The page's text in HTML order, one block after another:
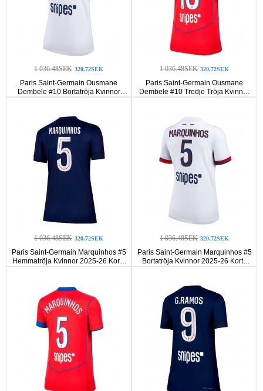
1 036.48SEK 320.72SEK
Paris Saint-Germain Ousmane
Dembele #10 Bortatröja Kvinnor
2025-26 Korta ärmar
1 036.48SEK 320.72SEK
Paris Saint-Germain Ousmane
Dembele #10 Tredje Tröja Kvinnor
2025-26 Korta ärmar
1 036.48SEK 320.72SEK
Paris Saint-Germain Marquinhos #5
Hemmatröja Kvinnor 2025-26 Korta
ärmar
1 036.48SEK 320.72SEK
Paris Saint-Germain Marquinhos #5
Bortatröja Kvinnor 2025-26 Korta
ärmar